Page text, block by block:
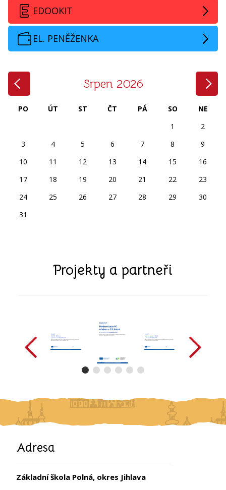
EDOOKIT
EL. PENĚŽENKA
Srpen 2026
PO ÚT ST ČT PÁ SO
NE
1
2
3
4 5 6 7 8
9
10
11 12 13 14 15
16
17
18 19 20 21 22
23
24
25 26 27 28 29
30
31
Projekty a partneři
Adresa
Základní škola Polná, okres Jihlava